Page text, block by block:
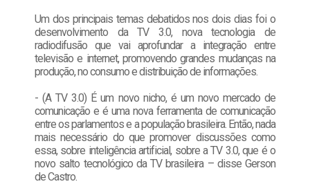
Um dos principais temas debatidos nos dois dias foi o
desenvolvimento da TV 3.0, nova tecnologia de
radiodifusão que vai aprofundar a integração entre
televisão e internet, promovendo grandes mudanças na
produção, no consumo e distribuição de informações.
- (A TV 3.0) É um novo nicho, é um novo mercado de
comunicação e é uma nova ferramenta de comunicação
entre os parlamentos e a população brasileira. Então, nada
mais necessário do que promover discussões como
essa, sobre inteligência artificial, sobre a TV 3.0, que é o
novo salto tecnológico da TV brasileira – disse Gerson
de Castro.